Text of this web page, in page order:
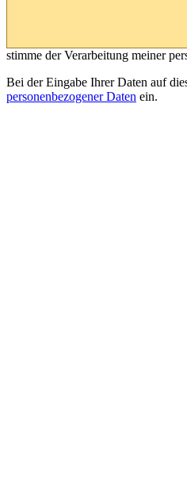
stimme der Verarbeitung meiner
Bei der Eingabe Ihrer Daten auf
personenbezogener Daten ein.